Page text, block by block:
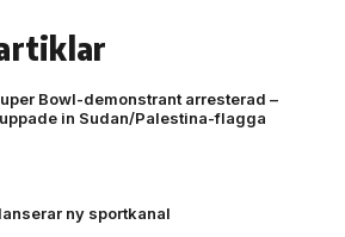
Bowl-demonstrant arresterad –
in Sudan/Palestina-flagga
ny sportkanal